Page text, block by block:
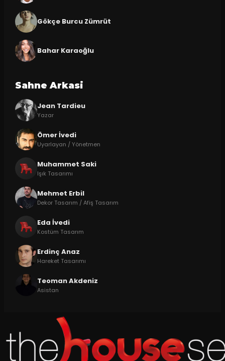
Gökçe Burcu Zümrüt
Bahar Karaoğlu
Sahne Arkasi
Jean Tardieu
Yazar
Ömer İvedi
Uyarlayan / Yönetmen
Muhammet Saki
Işık Tasarımı
Mehmet Erbil
Dekor Tasarım / Afiş Tasarım
Eda İvedi
Kostüm Tasarım
Erdinç Anaz
Hareket Tasarımı
Teoman Akdeniz
Asistan